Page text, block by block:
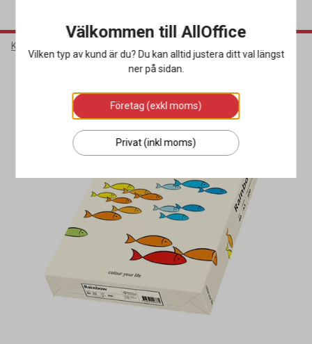
Kontorsmaterial
Miljöval
Välkommen till AllOffice
Vilken typ av kund är du? Du kan alltid justera ditt val längst
ner på sidan.
Företag (exkl moms)
Privat (inkl moms)